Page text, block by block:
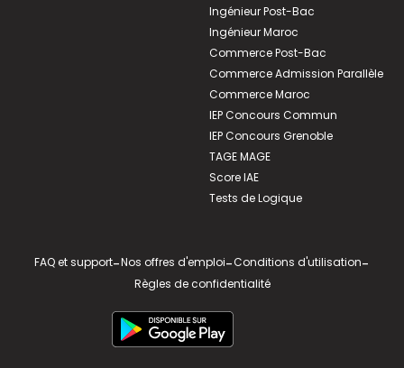
Ingénieur Post-Bac
Ingénieur Maroc
Commerce Post-Bac
Commerce Admission Parallèle
Commerce Maroc
IEP Concours Commun
IEP Concours Grenoble
TAGE MAGE
Score IAE
Tests de Logique
FAQ et support-Nos offres d'emploi-Conditions d'utilisation-
Règles de confidentialité